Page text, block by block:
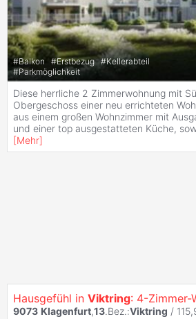
#Balkon #Erstbezug #Kellerabteil
#Parkmöglichkeit
Diese herrliche 2 Zimmerwohnung mit
Obergeschoss einer neu errichteten
aus einem großen Wohnzimmer mit
und einer top ausgestatteten Küche,
[Mehr]
Hausgefühl in Viktring: 4-Zimmer-Wohnung mit ca. 450 m²
9073 Klagenfurt,13.Bez.:Viktring /